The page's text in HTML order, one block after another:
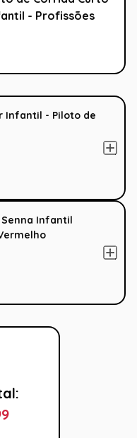
- Profissões
Infantil - Piloto de
Infantil